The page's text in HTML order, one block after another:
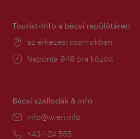
Tourist-Info a bécsi repülőtéren
Helyszín:
az érkezési csarnokban
Nyitva
Naponta 9-18 óra között
Bécsi szállodák & infó
E-
info@wien.info
Telefon:
+43-1-24 555